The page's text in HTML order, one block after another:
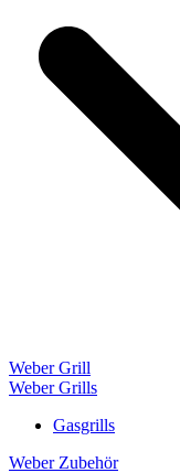
Weber Grill
Weber Grills
Gasgrills
Weber Zubehör